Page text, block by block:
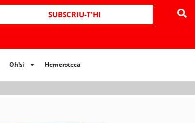
SUBSCRIU-T'HI
Oh!si Hemeroteca
Hemeroteca